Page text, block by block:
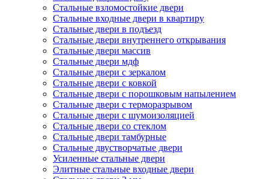
Стальные взломостойкие двери
Стальные входные двери в квартиру
Стальные двери в подъезд
Стальные двери внутреннего открывания
Стальные двери массив
Стальные двери мдф
Стальные двери с зеркалом
Стальные двери с ковкой
Стальные двери с порошковым напылением
Стальные двери с терморазрывом
Стальные двери с шумоизоляцией
Стальные двери со стеклом
Стальные двери тамбурные
Стальные двустворчатые двери
Усиленные стальные двери
Элитные стальные входные двери